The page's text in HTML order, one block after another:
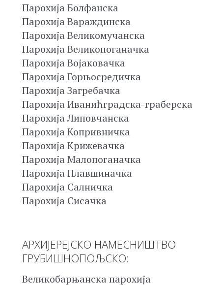
Парохија Болфанска
Парохија Вараждинска
Парохија Великомучанска
Парохија Великопоганачка
Парохија Војаковачка
Парохија Горњосредичка
Парохија Загребачка
Парохија Иванићградска-граберска
Парохија Липовчанска
Парохија Копривничка
Парохија Крижевачка
Парохија Малопоганачка
Парохија Плавшиначка
Парохија Салничка
Парохија Сисачка
АРХИЈЕРЕЈСКО НАМЕСНИШТВО
ГРУБИШНОПОЉСКО:
Великобарњанска парохија